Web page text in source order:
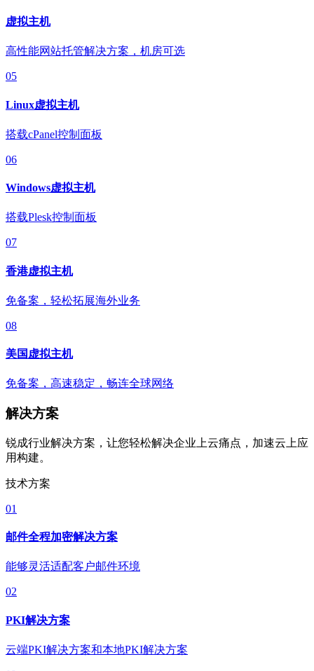
虚拟主机
高性能网站托管解决方案，机房可选
05
Linux虚拟主机
搭载cPanel控制面板
06
Windows虚拟主机
搭载Plesk控制面板
07
香港虚拟主机
免备案，轻松拓展海外业务
08
美国虚拟主机
免备案，高速稳定，畅连全球网络
解决方案
锐成行业解决方案，让您轻松解决企业上云痛点，加速云上应
用构建。
技术方案
01
邮件全程加密解决方案
能够灵活适配客户邮件环境
02
PKI解决方案
云端PKI解决方案和本地PKI解决方案